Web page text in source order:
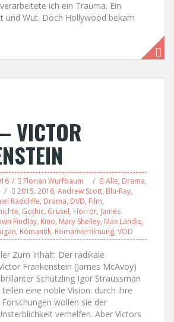
ich ein Trauma. Ein
und Wut. Doch Hollywood bekam
VICTOR
Florian Wurfbaum Alle, Drama,
2015, 2016, Andrew Scott, Blu-Ray,
Radcliffe, Drama, DVD, Film,
, Gothic, Grusel, Horror, James
Findlay, Kino, Mary Shelley, Max Landis,
, Romantik, Romanverfilmung, VOD
Zum Inhalt: Der radikale
Frankenstein (James McAvoy)
Schützling Igor Straussman
eine noble Vision: durch ihre
wollen sie der
verhelfen. Aber Victors